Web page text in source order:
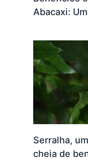
Abacaxi:
Serralha,
cheia de